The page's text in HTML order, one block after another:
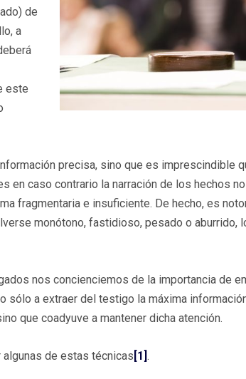
de
a
este
precisa, sino que es imprescindible
en caso contrario la narración de los hechos
fragmentaria e insuficiente. De hecho, es
monótono, fastidioso, pesado o aburrido,
nos concienciemos de la importancia de
sólo a extraer del testigo la máxima
que coadyuve a mantener dicha atención.
algunas de estas técnicas [1] .